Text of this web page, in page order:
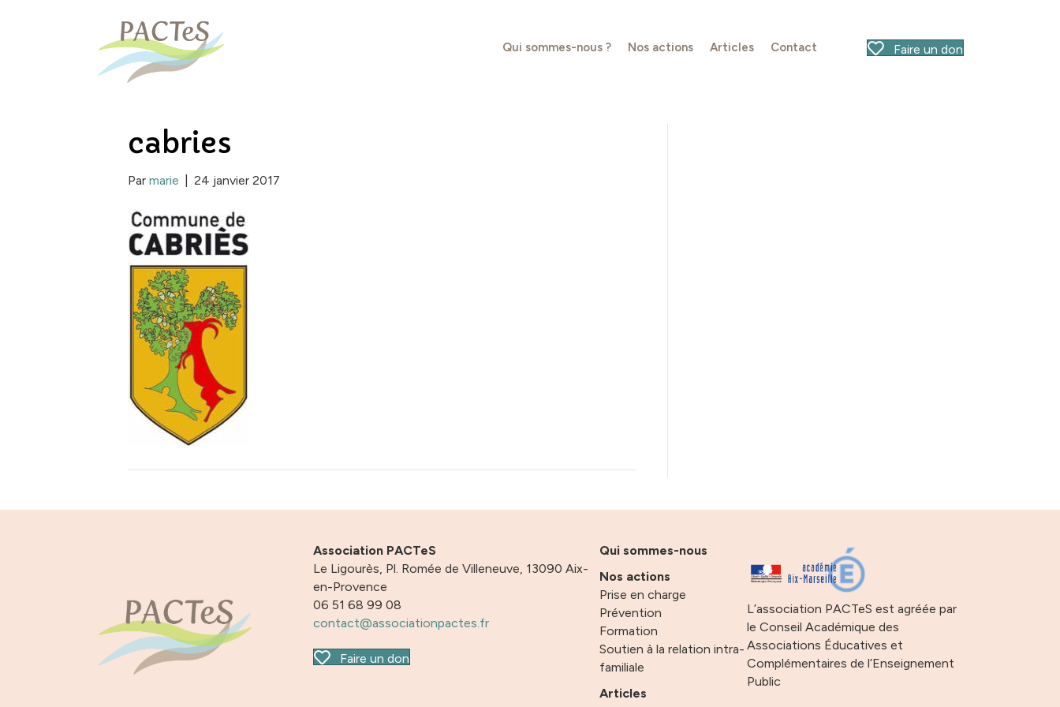
Qui sommes-nous ? Nos actions Articles Contact Faire un don
cabries
Par marie 24 janvier 2017
Association PACTeS
Le Ligourès, Pl. Romée de Villeneuve, 13090 Aix-
en-Provence
06 51 68 99 08
contact@associationpactes.fr
Faire un don
Qui sommes-nous
Nos actions
Prise en charge
Prévention
Formation
Soutien à la relation intra-
familiale
Articles
L’association PACTeS est agréée par
le Conseil Académique des
Associations Éducatives et
Complémentaires de l’Enseignement
Public